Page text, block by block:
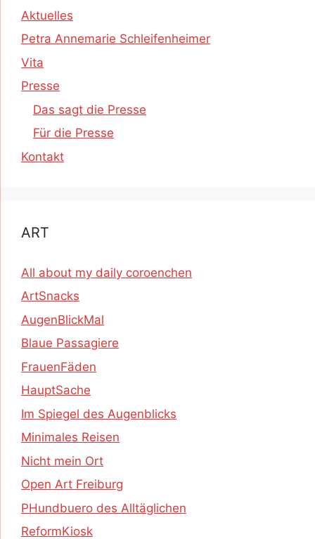
Aktuelles
Petra Annemarie Schleifenheimer
Vita
Presse
Das sagt die Presse
Für die Presse
Kontakt
ART
All about my daily coroenchen
ArtSnacks
AugenBlickMal
Blaue Passagiere
FrauenFäden
HauptSache
Im Spiegel des Augenblicks
Minimales Reisen
Nicht mein Ort
Open Art Freiburg
PHundbuero des Alltäglichen
ReformKiosk